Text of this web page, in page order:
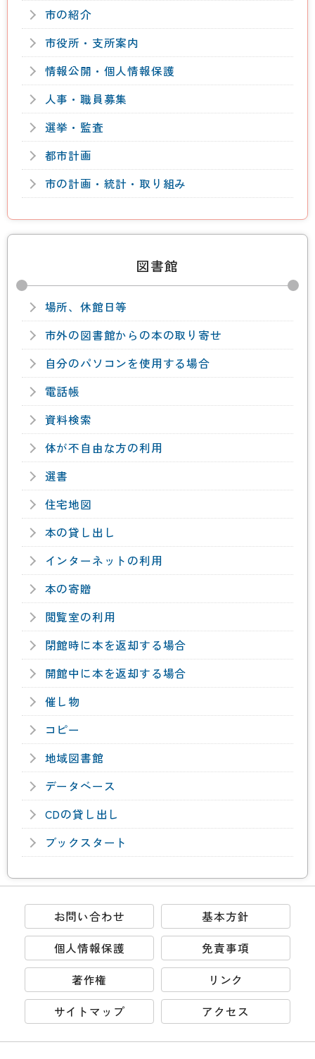
市の紹介
市役所・支所案内
情報公開・個人情報保護
人事・職員募集
選挙・監査
都市計画
市の計画・統計・取り組み
図書館
場所、休館日等
市外の図書館からの本の取り寄せ
自分のパソコンを使用する場合
電話帳
資料検索
体が不自由な方の利用
選書
住宅地図
本の貸し出し
インターネットの利用
本の寄贈
閲覧室の利用
閉館時に本を返却する場合
開館中に本を返却する場合
催し物
コピー
地域図書館
データベース
CDの貸し出し
ブックスタート
お問い合わせ
基本方針
個人情報保護
免責事項
著作権
リンク
サイトマップ
アクセス